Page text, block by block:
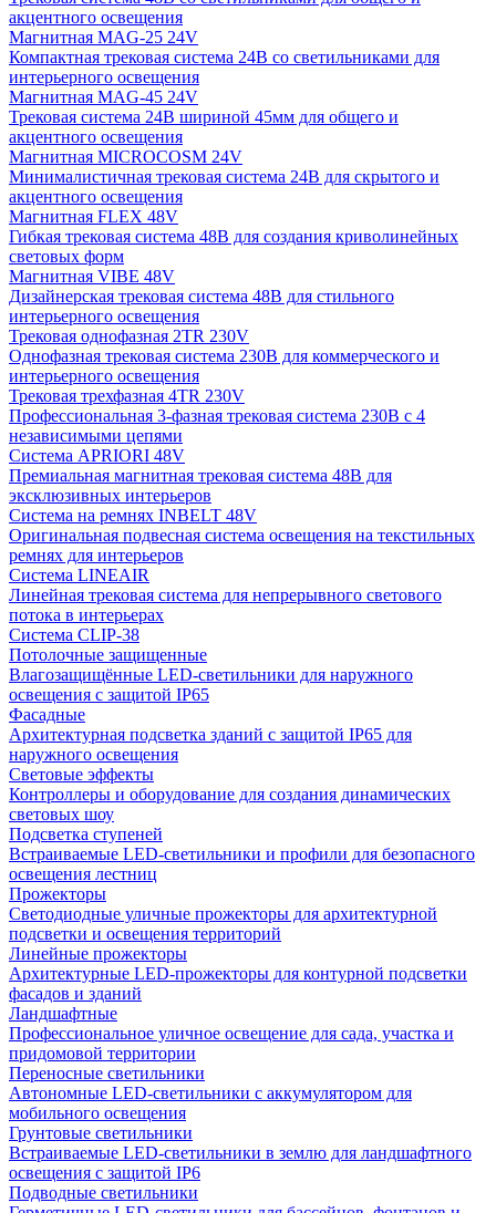
акцентного освещения
Магнитная MAG-25 24V
Компактная трековая система 24В со светильниками для
интерьерного освещения
Магнитная MAG-45 24V
Трековая система 24В шириной 45мм для общего и
акцентного освещения
Магнитная MICROCOSM 24V
Минималистичная трековая система 24В для скрытого и
акцентного освещения
Магнитная FLEX 48V
Гибкая трековая система 48В для создания криволинейных
световых форм
Магнитная VIBE 48V
Дизайнерская трековая система 48В для стильного
интерьерного освещения
Трековая однофазная 2TR 230V
Однофазная трековая система 230В для коммерческого и
интерьерного освещения
Трековая трехфазная 4TR 230V
Профессиональная 3-фазная трековая система 230В с 4
независимыми цепями
Система APRIORI 48V
Премиальная магнитная трековая система 48В для
эксклюзивных интерьеров
Система на ремнях INBELT 48V
Оригинальная подвесная система освещения на текстильных
ремнях для интерьеров
Система LINEAIR
Линейная трековая система для непрерывного светового
потока в интерьерах
Система CLIP-38
Потолочные защищенные
Влагозащищённые LED-светильники для наружного
освещения с защитой IP65
Фасадные
Архитектурная подсветка зданий с защитой IP65 для
наружного освещения
Световые эффекты
Контроллеры и оборудование для создания динамических
световых шоу
Подсветка ступеней
Встраиваемые LED-светильники и профили для безопасного
освещения лестниц
Прожекторы
Светодиодные уличные прожекторы для архитектурной
подсветки и освещения территорий
Линейные прожекторы
Архитектурные LED-прожекторы для контурной подсветки
фасадов и зданий
Ландшафтные
Профессиональное уличное освещение для сада, участка и
придомовой территории
Переносные светильники
Автономные LED-светильники с аккумулятором для
мобильного освещения
Грунтовые светильники
Встраиваемые LED-светильники в землю для ландшафтного
освещения с защитой IP6
Подводные светильники